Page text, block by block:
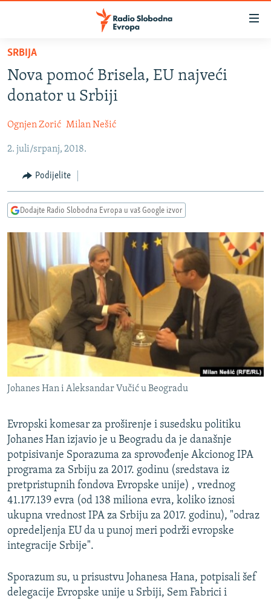
Pređite
glavni
sadržaj
na
navigaciju
Pređite
pretragu
BOSNA I HERCEGOVINA
KOSOVO
CRNA GORA
VIZUELNO
FOTOGALERIJE
INFOGRAFIKE
PODCASTI
RAT U UKRAJINI
KINA NA BALKANU
RSE PRIČE IZ SVIJETA
ISPRIČAJ MI
DNEVNO@RSE
SPECIJALI RSE
VIŠE OD NASLOVA
GENOCID U SREBRENICI
POPLAVE I KLIZIŠTA U BIH 2024.
POST SCRIPTUM
MOJA EVROPA
TRI DECENIJE OD RATA U BIH
SVE KARTE DEJTONA
NASTANAK I RASPAD JUGOSLAVIJE
PRATITE NAS
Sve RFE/RL stranice
SRBIJA
Nova pomoć Brisela, EU najveći
donator u Srbiji
Ognjen Zorić Milan Nešić
2. juli/srpanj, 2018.
Podijelite
Dodajte Radio Slobodna Evropa u vaš Google izvor
Johanes Han i Aleksandar Vučić u Beogradu
Evropski komesar za proširenje i susedsku politiku
Johanes Han izjavio je u Beogradu da je današnje
potpisivanje Sporazuma za sprovođеnjе Akcionog IPA
programa za Srbiju za 2017. godinu (sredstava iz
pretpristupnih fondova Evropske unije) , vrednog
41.177.139 evra (od 138 miliona evra, koliko iznosi
ukupna vrednost IPA za Srbiju za 2017. godinu), "odraz
opredeljenja EU da u punoj meri podrži evropske
integracije Srbije".
Sporazum su, u prisustvu Johanesa Hana, potpisali šef
delegacije Evropske unije u Srbiji, Sem Fabrici i